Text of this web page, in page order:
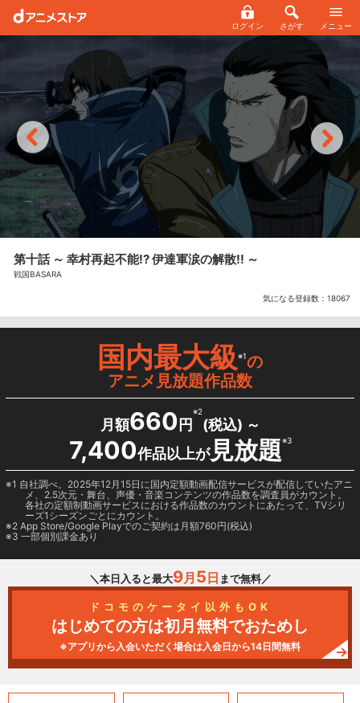
ログイン さがす メニュー
第十話 ～ 幸村再起不能!? 伊達軍涙の解散!! ～
戦国BASARA
気になる登録数： 18067
国内最大級※1の
アニメ見放題作品数
月額660 円
※2
(税込) ～
7,400作品以上が見放題※3
1 自社調べ。2025年12月15日に国内定額動画配信サービスが配信していたアニ
メ、2.5次元・舞台、声優・音楽コンテンツの作品数を調査員がカウント。
各社の定額制動画サービスにおける作品数のカウントにあたって、TVシリ
ーズ1シーズンごとにカウント。
2 App Store/Google Playでのご契約は月額760円(税込)
3 一部個別課金あり
＼本日入ると最大9月 5 日 まで無料／
ドコモのケータイ以外もOK
はじめての方は初月無料でおためし
※アプリから入会いただく場合は入会日から14日間無料